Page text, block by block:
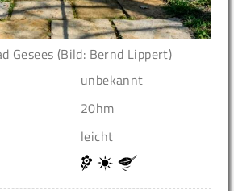
Gesees (Bild: Bernd Lippert)
unbekannt
20hm
leicht